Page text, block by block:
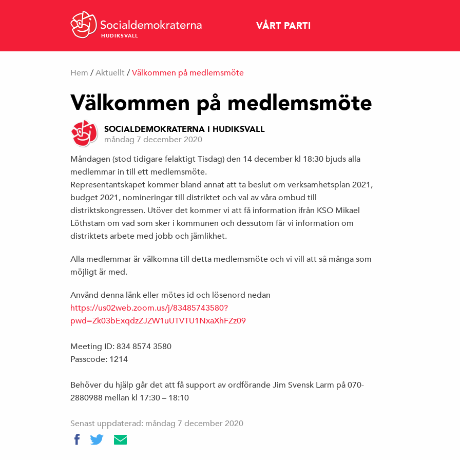
HUDIKSVALL
VÅRT PARTI
S STYRELSE I HUDIKSVALLS KOMMUN
ROSENBLADET
Hem / Aktuellt / Välkommen på medlemsmöte
Välkommen på medlemsmöte
SOCIALDEMOKRATERNA I HUDIKSVALL
måndag 7 december 2020
Måndagen (stod tidigare felaktigt Tisdag) den 14 december kl 18:30 bjuds alla
medlemmar in till ett medlemsmöte.
Representantskapet kommer bland annat att ta beslut om verksamhetsplan 2021,
budget 2021, nomineringar till distriktet och val av våra ombud till
distriktskongressen. Utöver det kommer vi att få information ifrån KSO Mikael
Löthstam om vad som sker i kommunen och dessutom får vi information om
distriktets arbete med jobb och jämlikhet.
Alla medlemmar är välkomna till detta medlemsmöte och vi vill att så många som
möjligt är med.
Använd denna länk eller mötes id och lösenord nedan
https://us02web.zoom.us/j/83485743580?
pwd=Zk03bExqdzZJZW1uUTVTU1NxaXhFZz09
Meeting ID: 834 8574 3580
Passcode: 1214
Behöver du hjälp går det att få support av ordförande Jim Svensk Larm på 070-
2880988 mellan kl 17:30 – 18:10
Senast uppdaterad: måndag 7 december 2020